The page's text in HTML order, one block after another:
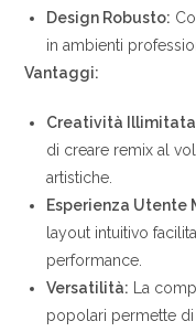
Design Robusto:
in ambienti
Vantaggi:
Creatività
di creare remix al
artistiche.
Esperienza Utente
layout intuitivo
performance.
Versatilità: La
popolari permette di